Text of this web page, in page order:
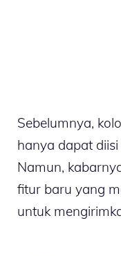
Sebelumnya,
hanya dapat
Namun,
fitur baru yang
untuk